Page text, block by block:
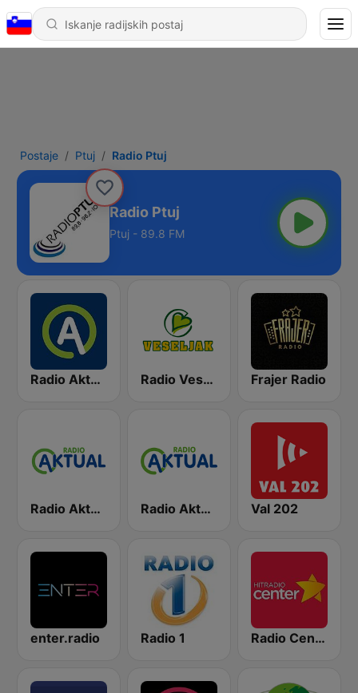
Postaje Ptuj Radio Ptuj
Radio Ptuj
Ptuj - 89.8 FM
Radio Aktual Radio Veseljak Frajer Radio
Radio Aktual Fešta Radio Aktual Dalmacija Val 202
enter.radio Radio 1 Radio Center 103.7 FM